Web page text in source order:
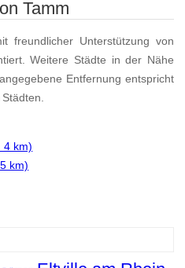
Tamm
freundlicher Unterstützung von
Weitere Städte in der Nähe
Entfernung entspricht
4 km)
km)